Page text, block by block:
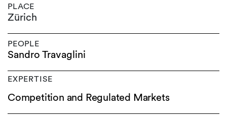
PLACE
Zürich
PEOPLE
Sandro Travaglini
EXPERTISE
Competition and Regulated Markets